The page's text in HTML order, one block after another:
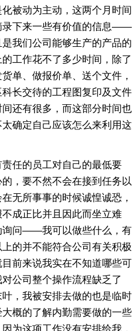
被动为主动，这两个月时间
录下来一些有价值的信息——
我们公司能够生产的产品的
工作花不了多少时间，除了
单、做报价单、送个文件，
长交待的工程图复印及文件
还有很多，而这部分时间也
确定自己应该怎么来利用这
任的员工对自己的最低要
，要不然不会在接到任务以
无所事事的时候诚惶诚恐，
成正比并且因此而坐立难
询问——我可以做些什么，有
的并不能符合公司有关积极
前来说我实在不知道哪些可
公司整个操作流程缺乏了
，我被安排去做的也是临时
概的了解内勤需要做的一些